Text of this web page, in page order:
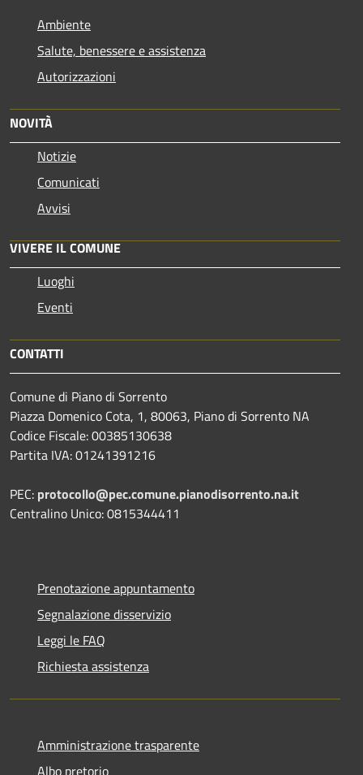
Ambiente
Salute, benessere e assistenza
Autorizzazioni
NOVITÀ
Notizie
Comunicati
Avvisi
VIVERE IL COMUNE
Luoghi
Eventi
CONTATTI
Comune di Piano di Sorrento
Piazza Domenico Cota, 1, 80063, Piano di Sorrento NA
Codice Fiscale: 00385130638
Partita IVA: 01241391216
PEC: protocollo@pec.comune.pianodisorrento.na.it
Centralino Unico: 0815344411
Prenotazione appuntamento
Segnalazione disservizio
Leggi le FAQ
Richiesta assistenza
Amministrazione trasparente
Albo pretorio